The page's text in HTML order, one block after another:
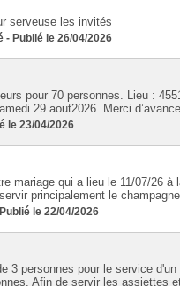
serveuse les invités
- Publié le 26/04/2026
pour 70 personnes. Lieu :
29 aout2026. Merci
le 23/04/2026
mariage qui a lieu le 11/07/26 à
principalement le
le 22/04/2026
3 personnes pour le service
Afin de servir les assiettes